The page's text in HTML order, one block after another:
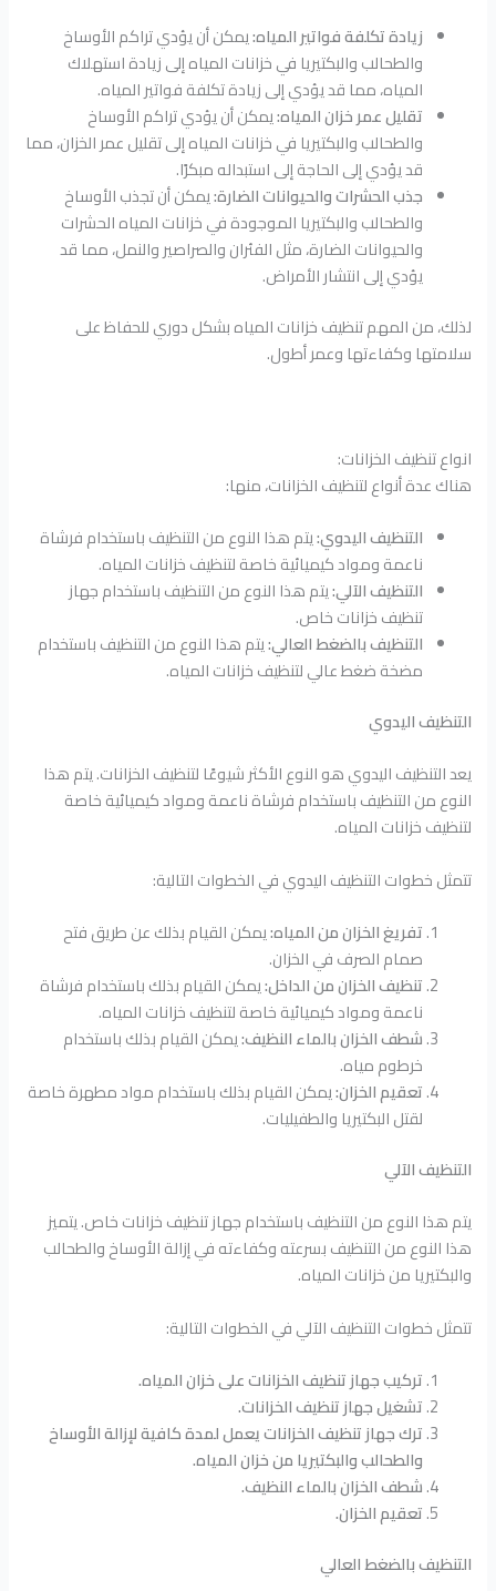
زيادة تكلفة فواتير المياه:يمكن أن يؤدي تراكم الأوساخ
والطحالب والبكتيريا في خزانات المياه إلى زيادة استهلاك
المياه، مما قد يؤدي إلى زيادة تكلفة فواتير المياه.
تقليل عمر خزان المياه:يمكن أن يؤدي تراكم الأوساخ
والطحالب والبكتيريا في خزانات المياه إلى تقليل عمر الخزان، مما
قد يؤدي إلى الحاجة إلى استبداله مبكرًا.
جذب الحشرات والحيوانات الضارة:يمكن أن تجذب الأوساخ
والطحالب والبكتيريا الموجودة في خزانات المياه الحشرات
والحيوانات الضارة، مثل الفئران والصراصير والنمل، مما قد
يؤدي إلى انتشار الأمراض.
لذلك، من المهم تنظيف خزانات المياه بشكل دوري للحفاظ على
سلامتها وكفاءتها وعمر أطول.
انواع تنظيف الخزانات:
هناك عدة أنواع لتنظيف الخزانات، منها:
التنظيف اليدوي:يتم هذا النوع من التنظيف باستخدام فرشاة
ناعمة ومواد كيميائية خاصة لتنظيف خزانات المياه.
التنظيف الآلي:يتم هذا النوع من التنظيف باستخدام جهاز
تنظيف خزانات خاص.
التنظيف بالضغط العالي:يتم هذا النوع من التنظيف باستخدام
مضخة ضغط عالي لتنظيف خزانات المياه.
التنظيف اليدوي
يعد التنظيف اليدوي هو النوع الأكثر شيوعًا لتنظيف الخزانات. يتم هذا
النوع من التنظيف باستخدام فرشاة ناعمة ومواد كيميائية خاصة
لتنظيف خزانات المياه.
تتمثل خطوات التنظيف اليدوي في الخطوات التالية:
تفريغ الخزان من المياه:يمكن القيام بذلك عن طريق فتح
صمام الصرف في الخزان.
تنظيف الخزان من الداخل:يمكن القيام بذلك باستخدام فرشاة
ناعمة ومواد كيميائية خاصة لتنظيف خزانات المياه.
شطف الخزان بالماء النظيف:يمكن القيام بذلك باستخدام
خرطوم مياه.
تعقيم الخزان:يمكن القيام بذلك باستخدام مواد مطهرة خاصة
لقتل البكتيريا والطفيليات.
التنظيف الآلي
يتم هذا النوع من التنظيف باستخدام جهاز تنظيف خزانات خاص. يتميز
هذا النوع من التنظيف بسرعته وكفاءته في إزالة الأوساخ والطحالب
والبكتيريا من خزانات المياه.
تتمثل خطوات التنظيف الآلي في الخطوات التالية:
تركيب جهاز تنظيف الخزانات على خزان المياه.
تشغيل جهاز تنظيف الخزانات.
ترك جهاز تنظيف الخزانات يعمل لمدة كافية لإزالة الأوساخ
والطحالب والبكتيريا من خزان المياه.
شطف الخزان بالماء النظيف.
تعقيم الخزان.
التنظيف بالضغط العالي